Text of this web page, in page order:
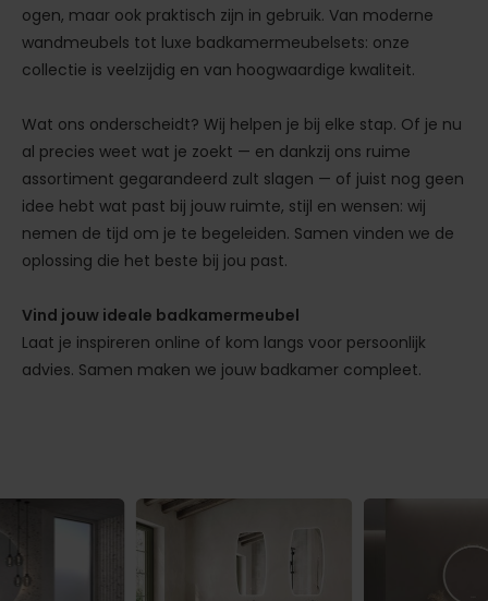
ogen, maar ook praktisch zijn in gebruik. Van moderne
wandmeubels tot luxe badkamermeubelsets: onze
collectie is veelzijdig en van hoogwaardige kwaliteit.
Wat ons onderscheidt? Wij helpen je bij elke stap. Of je nu
al precies weet wat je zoekt — en dankzij ons ruime
assortiment gegarandeerd zult slagen — of juist nog geen
idee hebt wat past bij jouw ruimte, stijl en wensen: wij
nemen de tijd om je te begeleiden. Samen vinden we de
oplossing die het beste bij jou past.
Vind jouw ideale badkamermeubel
Laat je inspireren online of kom langs voor persoonlijk
advies. Samen maken we jouw badkamer compleet.